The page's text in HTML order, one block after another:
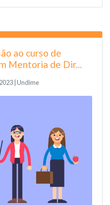
ao curso de
Mentoria de Dir...
| Undime